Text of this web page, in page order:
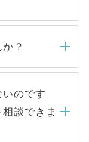
公開してい
ある医療機
殺到する場
った人材の
ースが増え
切ありませ
をいただい
。内定先へ
ナーが行い
？
りませんの
からの登録
人情報は、
転職活動の
お預かりし
のです
談できま